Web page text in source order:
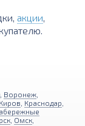
акции,
Воронеж
Киров Краснодар
Омск